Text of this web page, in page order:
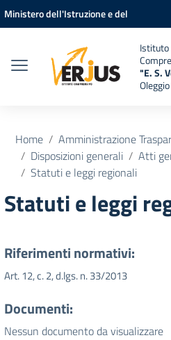
Vai ai contenuti
Vai al menu di navigazione
Vai al footer
Ministero dell'Istruzione e del
Istituto
"E. S.
Home
Amministrazione
Disposizioni generali
Atti
Statuti e leggi regionali
Statuti e leggi
Riferimenti normativi:
Art. 12, c. 2, d.lgs. n. 33/2013
Documenti:
Nessun documento da visualizzare